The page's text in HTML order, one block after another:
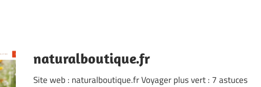
naturalboutique.fr
Site web : naturalboutique.fr Voyager plus vert : 7 astuces